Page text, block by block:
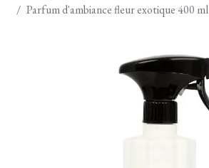
Parfum d'ambiance fleur exotique 400 ml